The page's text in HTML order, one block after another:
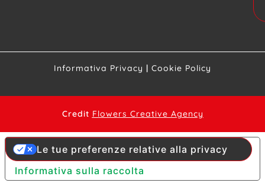
Informativa Privacy | Cookie Policy
Credit Flowers Creative Agency
Informativa sulla raccolta
Le tue preferenze relative alla privacy